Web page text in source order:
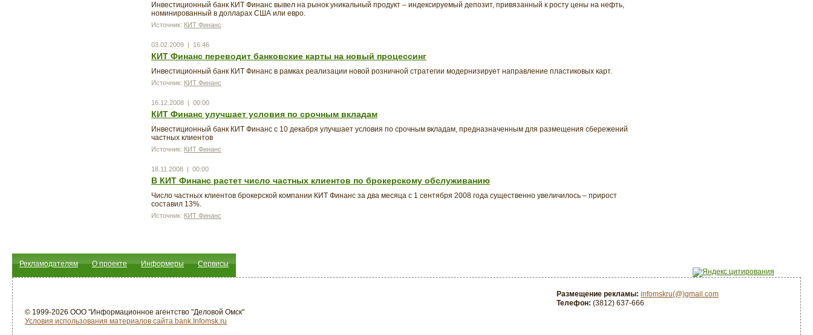
Инвестиционный банк КИТ Финанс вывел на рынок уникальный продукт – индексируемый депозит, привязанный к росту цены на нефть,
номинированный в долларах США или евро.
Источник: КИТ Финанс
03.02.2009 | 16:46
КИТ Финанс переводит банковские карты на новый процессинг
Инвестиционный банк КИТ Финанс в рамках реализации новой розничной стратегии модернизирует направление пластиковых карт.
Источник: КИТ Финанс
16.12.2008 | 00:00
КИТ Финанс улучшает условия по срочным вкладам
Инвестиционный банк КИТ Финанс с 10 декабря улучшает условия по срочным вкладам, предназначенным для размещения сбережений
частных клиентов
Источник: КИТ Финанс
18.11.2008 | 00:00
В КИТ Финанс растет число частных клиентов по брокерскому обслуживанию
Число частных клиентов брокерской компании КИТ Финанс за два месяца с 1 сентября 2008 года существенно увеличилось – прирост
составил 13%.
Источник: КИТ Финанс
Рекламодателям О проекте Информеры Сервисы
© 1999-2026 ООО "Информационное агентство "Деловой Омск"
Условия использования материалов сайта bank.Infomsk.ru
Размещение рекламы: infomskru(@)gmail.com
Телефон: (3812) 637-666